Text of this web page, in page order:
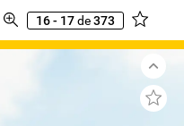
16 - 17de373